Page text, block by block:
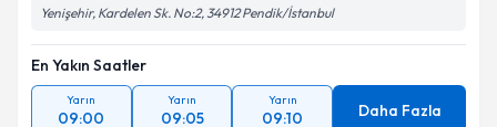
Yenişehir, Kardelen Sk. No:2, 34912 Pendik/İstanbul
En Yakın Saatler
Yarın
09:00
Yarın
09:05
Yarın
09:10 Daha Fazla